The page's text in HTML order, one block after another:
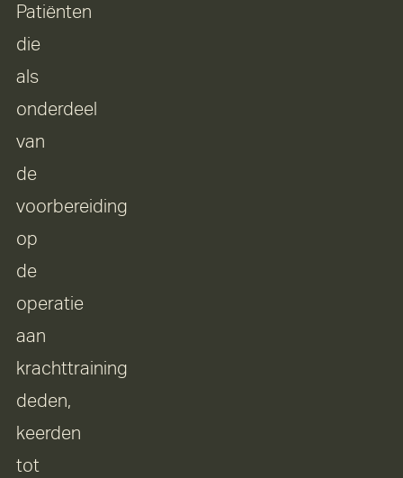
Patiënten
die
als
onderdeel
van
de
voorbereiding
op
de
operatie
aan
krachttraining
deden,
keerden
tot